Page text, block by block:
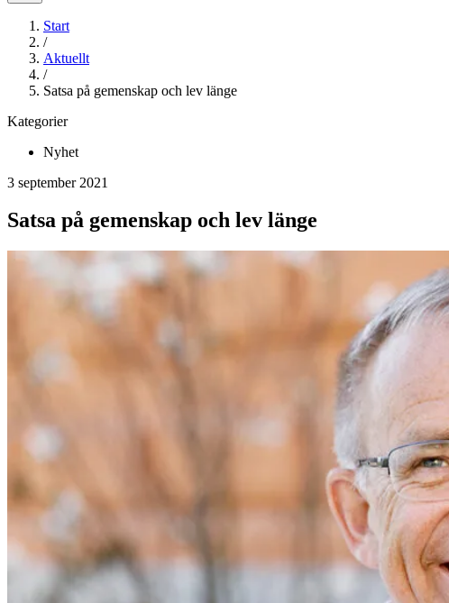
Start
/
Aktuellt
/
Satsa på gemenskap och lev länge
Kategorier
Nyhet
3 september 2021
Satsa på gemenskap och lev länge